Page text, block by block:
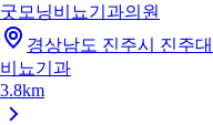
굿모닝비뇨기과의원
경상남도 진주시 진주
비뇨기과
3.8km